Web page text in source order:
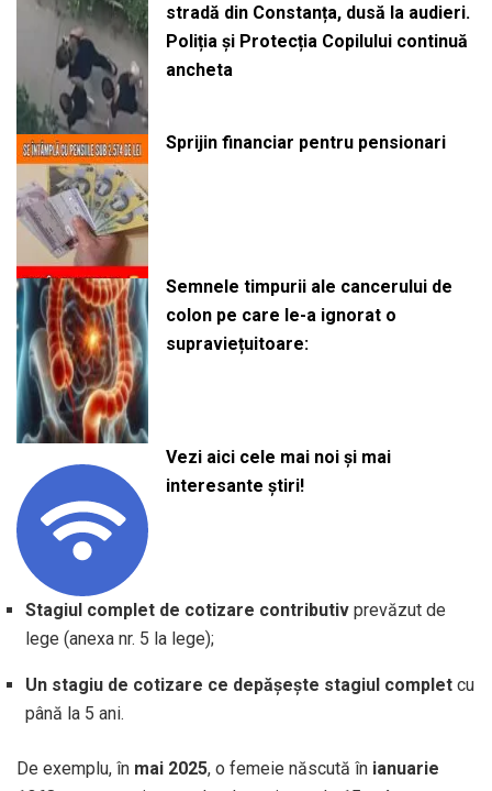
stradă din Constanța, dusă la audieri.
Poliția și Protecția Copilului continuă
ancheta
Sprijin financiar pentru pensionari
Semnele timpurii ale cancerului de
colon pe care le-a ignorat o
supraviețuitoare:
Vezi aici cele mai noi și mai
interesante știri!
Stagiul complet de cotizare contributiv prevăzut de
lege (anexa nr. 5 la lege);
Un stagiu de cotizare ce depășește stagiul complet cu
până la 5 ani.
De exemplu, în mai 2025, o femeie născută în ianuarie